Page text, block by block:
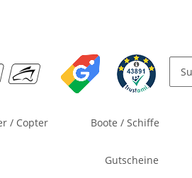
/ Copter Boote / Schiffe
Gutscheine